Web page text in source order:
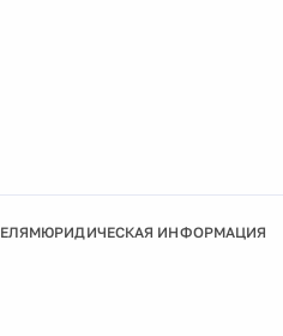
ЮРИДИЧЕСКАЯ ИНФОРМАЦИЯ